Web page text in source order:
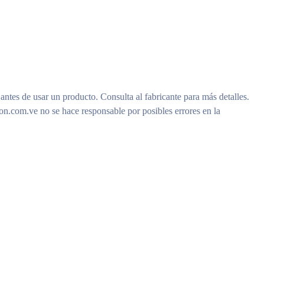
de usar un producto. Consulta al fabricante para más detalles.
no se hace responsable por posibles errores en la